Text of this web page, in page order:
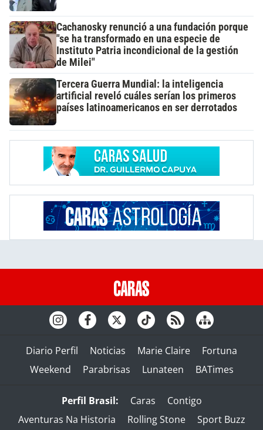
Cachanosky renunció a una fundación porque
"se ha transformado en una especie de
Instituto Patria incondicional de la gestión
de Milei"
Tercera Guerra Mundial: la inteligencia
artificial reveló cuáles serían los primeros
países latinoamericanos en ser derrotados
Diario Perfil Noticias Marie Claire
Fortuna
Weekend
Parabrisas Lunateen BATimes
Perfil Brasil: Caras
Contigo
Aventuras Na Historia
Rolling Stone Sport Buzz